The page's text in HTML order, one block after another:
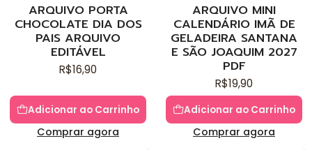
ARQUIVO PORTA
CHOCOLATE DIA DOS
PAIS ARQUIVO
EDITÁVEL
R$16,90
Adicionar ao Carrinho
Comprar agora
ARQUIVO MINI
CALENDÁRIO IMÃ DE
GELADEIRA SANTANA
E SÃO JOAQUIM 2027
PDF
R$19,90
Adicionar ao Carrinho
Comprar agora